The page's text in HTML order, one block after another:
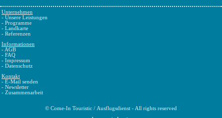
Unternehmen
- Unsere Leistungen
- Programme
- Landkarte
- Referenzen
Informationen
- AGB
- FAQ
- Impressum
- Datenschutz
Kontakt
- E-Mail senden
- Newsletter
- Zusammenarbeit
© Come-In Touristic / Ausflugsdienst - All rights reserved